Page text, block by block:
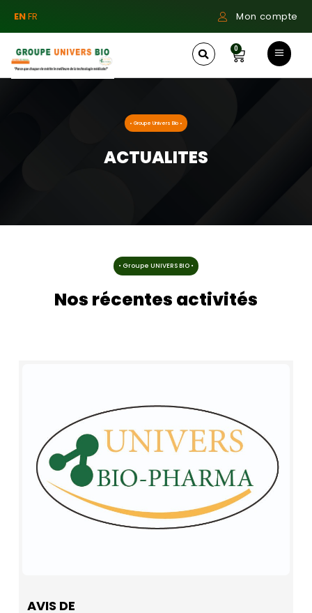
ENFR Mon compte
0
• Groupe Univers Bio •
ACTUALITES
• Groupe UNIVERS BIO •
Nos récentes activités
AVIS DE